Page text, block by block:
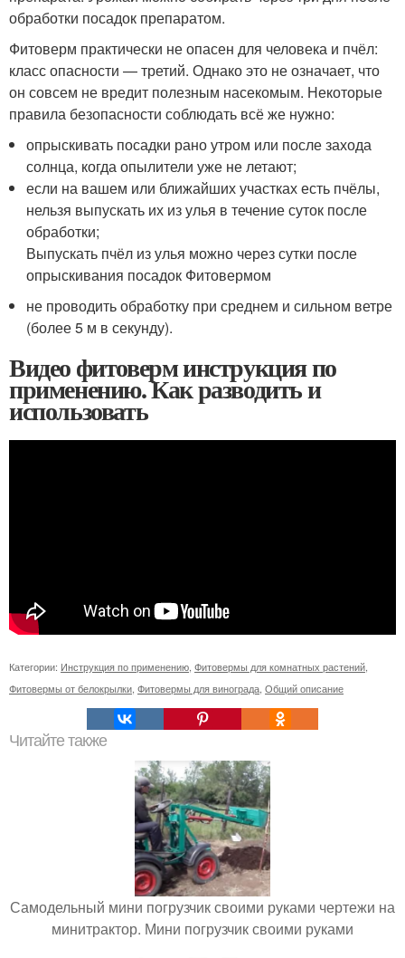
обработки посадок препаратом.
Фитоверм практически не опасен для человека и пчёл:
класс опасности — третий. Однако это не означает, что
он совсем не вредит полезным насекомым. Некоторые
правила безопасности соблюдать всё же нужно:
опрыскивать посадки рано утром или после захода
солнца, когда опылители уже не летают;
если на вашем или ближайших участках есть пчёлы,
нельзя выпускать их из улья в течение суток после
обработки;
Выпускать пчёл из улья можно через сутки после
опрыскивания посадок Фитовермом
не проводить обработку при среднем и сильном ветре
(более 5 м в секунду).
Видео фитоверм инструкция по
применению. Как разводить и
использовать
Категории: Инструкция по применению Фитовермы для комнатных растений
Фитовермы от белокрылки Фитовермы для винограда Общий описание
Читайте также
Самодельный мини погрузчик своими руками чертежи на
минитрактор. Мини погрузчик своими руками